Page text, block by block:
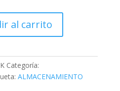
al carrito
Categoría:
ALMACENAMIENTO